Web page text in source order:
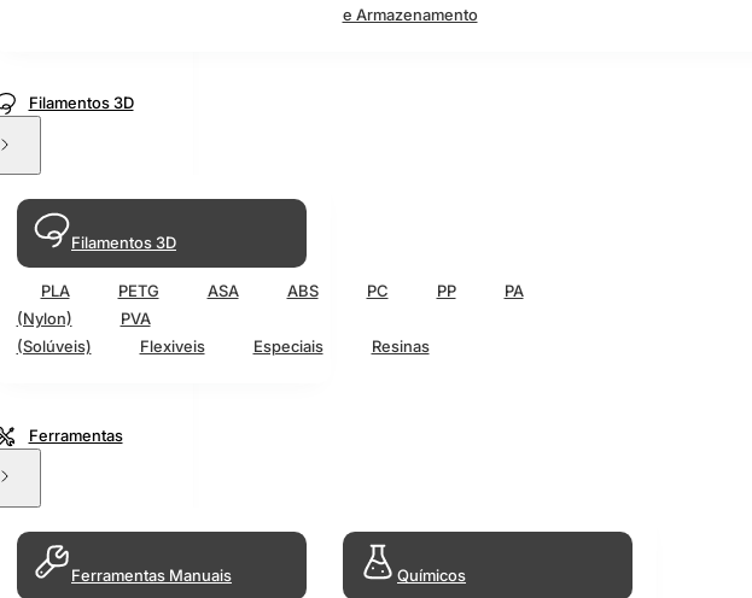
e Armazenamento
Filamentos 3D
Filamentos 3D
PLA PETG ASA ABS PC PP
PA
(Nylon)
PVA
(Solúveis)
Flexiveis Especiais Resinas
Ferramentas
Ferramentas Manuais Químicos